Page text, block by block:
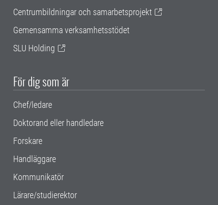
Centrumbildningar och samarbetsprojekt
Gemensamma verksamhetsstödet
SLU Holding
För dig som är
Chef/ledare
Doktorand eller handledare
Forskare
Handläggare
Kommunikatör
Lärare/studierektor